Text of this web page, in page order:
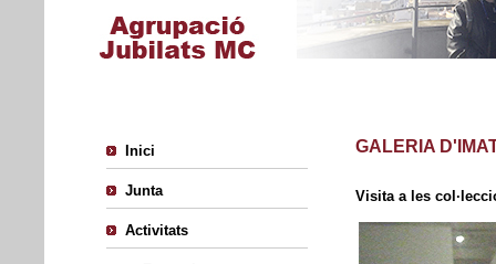
Inici
Junta
Activitats
GALERIA
Visita a les